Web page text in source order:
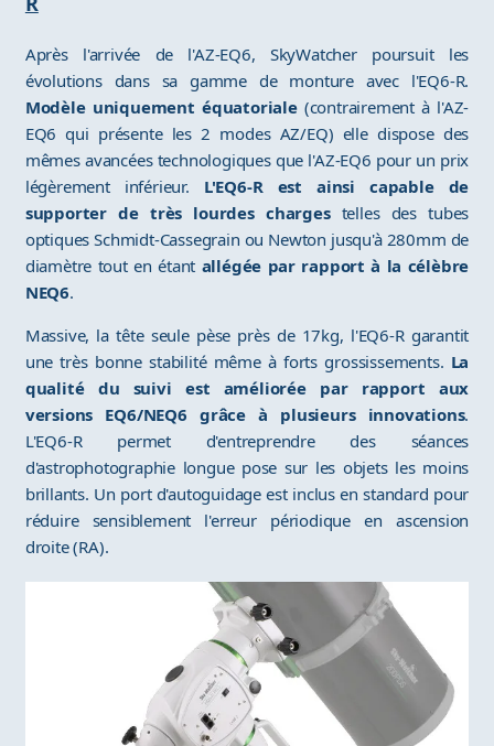
Après l'arrivée de l'AZ-EQ6, SkyWatcher poursuit les
évolutions dans sa gamme de monture avec l'EQ6-R.
Modèle uniquement équatoriale(contrairement à l'AZ-
EQ6 qui présente les 2 modes AZ/EQ) elle dispose des
mêmes avancées technologiques que l'AZ-EQ6 pour un prix
légèrement inférieur. L'EQ6-R est ainsi capable de
supporter de très lourdes chargestelles des tubes
optiques Schmidt-Cassegrain ou Newton jusqu'à 280mm de
diamètre tout en étant allégée par rapport à la célèbre
NEQ6.
Massive, la tête seule pèse près de 17kg, l'EQ6-R garantit
une très bonne stabilité même à forts grossissements. La
qualité du suivi est améliorée par rapport aux
versions EQ6/NEQ6 grâce à plusieurs innovations.
L'EQ6-R permet d'entreprendre des séances
d'astrophotographie longue pose sur les objets les moins
brillants. Un port d'autoguidage est inclus en standard pour
réduire sensiblement l'erreur périodique en ascension
droite (RA).